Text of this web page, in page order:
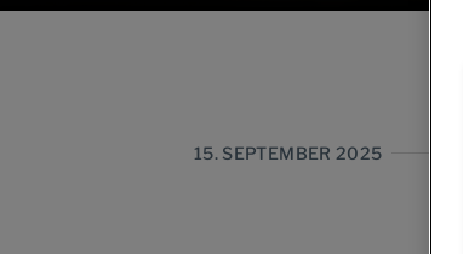
15. SEPTEMBER 2025